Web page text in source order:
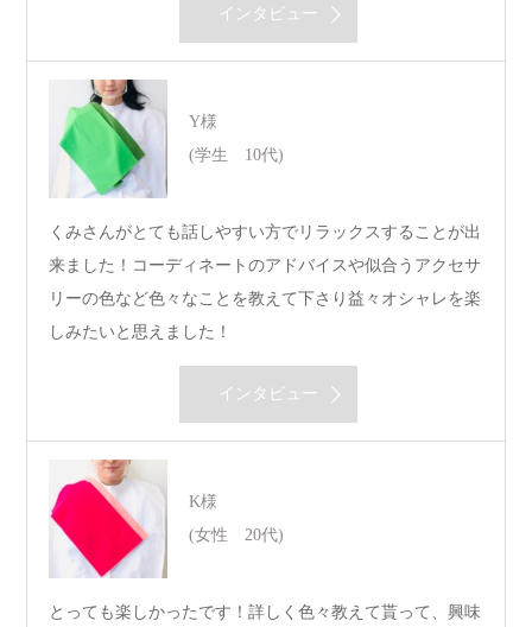
インタビュー
Y様
(学生 10代)
くみさんがとても話しやすい方でリラックスすることが出
来ました！コーディネートのアドバイスや似合うアクセサ
リーの色など色々なことを教えて下さり益々オシャレを楽
しみたいと思えました！
インタビュー
K様
(女性 20代)
とっても楽しかったです！詳しく色々教えて貰って、興味